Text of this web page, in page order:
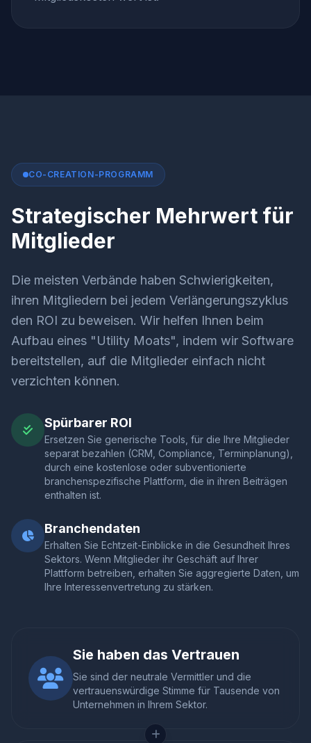
CO-CREATION-PROGRAMM
Strategischer Mehrwert für
Mitglieder
Die meisten Verbände haben Schwierigkeiten,
ihren Mitgliedern bei jedem Verlängerungszyklus
den ROI zu beweisen. Wir helfen Ihnen beim
Aufbau eines "Utility Moats", indem wir Software
bereitstellen, auf die Mitglieder einfach nicht
verzichten können.
Spürbarer ROI
Ersetzen Sie generische Tools, für die Ihre Mitglieder
separat bezahlen (CRM, Compliance, Terminplanung),
durch eine kostenlose oder subventionierte
branchenspezifische Plattform, die in ihren Beiträgen
enthalten ist.
Branchendaten
Erhalten Sie Echtzeit-Einblicke in die Gesundheit Ihres
Sektors. Wenn Mitglieder ihr Geschäft auf Ihrer
Plattform betreiben, erhalten Sie aggregierte Daten, um
Ihre Interessenvertretung zu stärken.
Sie haben das Vertrauen
Sie sind der neutrale Vermittler und die
vertrauenswürdige Stimme für Tausende von
Unternehmen in Ihrem Sektor.